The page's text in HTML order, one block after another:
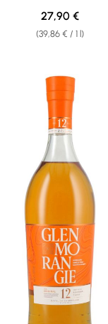
(39,86 € / 1 l)
Regular price:
27,90 €